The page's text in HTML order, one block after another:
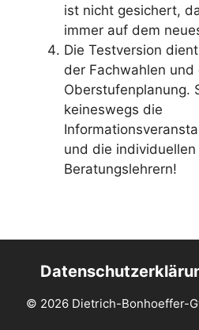
ist nicht gesichert,
immer auf dem
Die Testversion
der Fachwahlen und
Oberstufenplanung.
keineswegs die
und die
Beratungslehrern!